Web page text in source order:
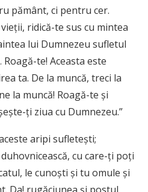
pământ, ci pentru cer.
ridică-te sus cu mintea
lui Dumnezeu sufletul
te! Aceasta este
ta. De la muncă, treci la
la muncă! Roagă-te şi
ţi ziua cu Dumnezeu.”
aripi sufleteşti;
cu care-ţi poţi
le cunoşti şi tu omule şi